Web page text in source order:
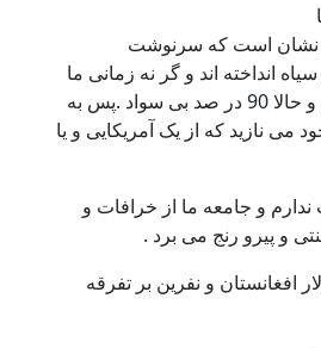
که سرنوشت
اند و گر نه زمانی ما
امپراتور جهان بودیم و حالا 90 در صد بی سواد .پس به
که از یک آمریکایی و یا
ما از خرافات و
رنج می برد .
و نفرین بر تفرقه